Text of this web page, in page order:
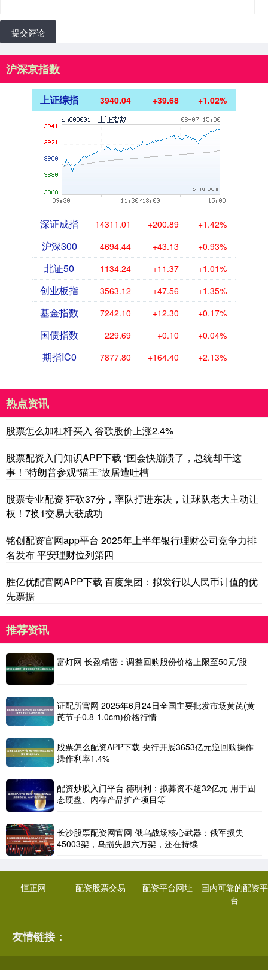
提交评论
沪深京指数
上证综指 3940.04 +39.68 +1.02%
深证成指 14311.01 +200.89 +1.42%
沪深300 4694.44 +43.13 +0.93%
北证50 1134.24 +11.37 +1.01%
创业板指 3563.12 +47.56 +1.35%
基金指数 7242.10 +12.30 +0.17%
国债指数 229.69 +0.10 +0.04%
期指IC0 7877.80 +164.40 +2.13%
热点资讯
股票怎么加杠杆买入 谷歌股价上涨2.4%
股票配资入门知识APP下载 “国会快崩溃了，总统却干这
事！”特朗普参观“猫王”故居遭吐槽
股票专业配资 狂砍37分，率队打进东决，让球队老大主动让
权！7换1交易大获成功
铭创配资官网app平台 2025年上半年银行理财公司竞争力排
名发布 平安理财位列第四
胜亿优配官网APP下载 百度集团：拟发行以人民币计值的优
先票据
推荐资讯
富灯网 长盈精密：调整回购股份价格上限至50元/股
证配所官网 2025年6月24日全国主要批发市场黄芪(黄
芪节子0.8-1.0cm)价格行情
股票怎么配资APP下载 央行开展3653亿元逆回购操作
操作利率1.4%
配资炒股入门平台 德明利：拟募资不超32亿元 用于固
态硬盘、内存产品扩产项目等
长沙股票配资网官网 俄乌战场核心武器：俄军损失
45003架，乌损失超六万架，还在持续
恒正网 配资股票交易 配资平台网址
国内可靠的配资平
台
友情链接：